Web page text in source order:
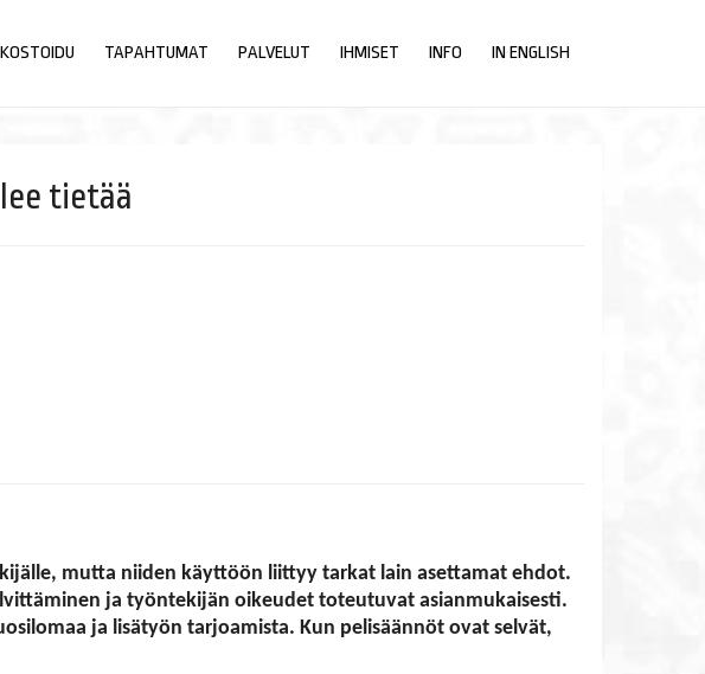
TAPAHTUMAT PALVELUT IHMISET INFO IN ENGLISH
tietää
mutta niiden käyttöön liittyy tarkat lain asettamat ehdot.
ja työntekijän oikeudet toteutuvat asianmukaisesti.
ja lisätyön tarjoamista. Kun pelisäännöt ovat selvät,